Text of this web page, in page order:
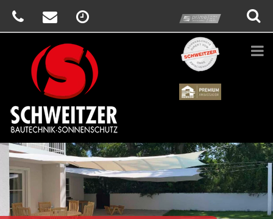
Schweitzer